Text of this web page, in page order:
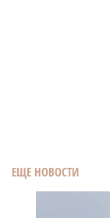
ЕЩЕ НОВОСТИ